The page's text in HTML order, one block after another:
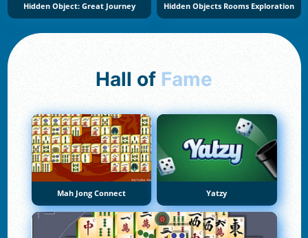
Hidden Object: Great Journey Hidden Objects Rooms Exploration
Hall of Fame
Mah Jong Connect Yatzy